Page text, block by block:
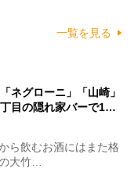
一覧を見る
ネグローニ」「山崎」
丁目の隠れ家バーで1…
ら飲むお酒にはまた格
大竹…